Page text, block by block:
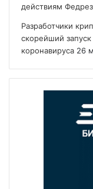
действиям
Разработчики
скорейший
коронавируса 26